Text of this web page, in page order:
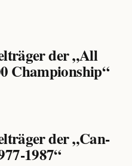
der „All
Championship“
der „Can-
1987“